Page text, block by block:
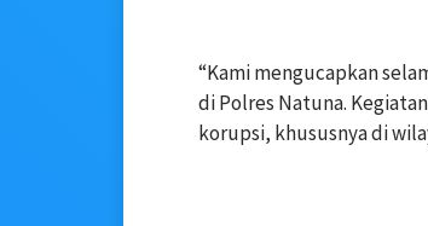
‎“Kami mengucapkan
di Polres Natuna.
korupsi, khususnya di